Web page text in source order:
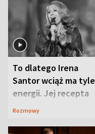
To dlatego Irena
Santor wciąż ma tyle
energii. Jej recepta
jest zaskakująco
Rozmowy